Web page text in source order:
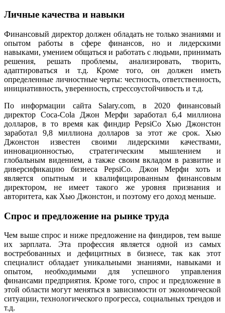
Личные качества и навыки
Финансовый директор должен обладать не только знаниями и
опытом работы в сфере финансов, но и лидерскими
навыками, умением общаться и работать с людьми, принимать
решения, решать проблемы, анализировать, творить,
адаптироваться и т.д. Кроме того, он должен иметь
определенные личностные черты: честность, ответственность,
инициативность, уверенность, стрессоустойчивость и т.д.
По информации сайта Salary.com, в 2020 финансовый
директор Coca-Cola Джон Мерфи заработал 6,4 миллиона
долларов, в то время как финдир PepsiCo Хью Джонстон
заработал 9,8 миллиона долларов за этот же срок. Хью
Джонстон известен своими лидерскими качествами,
инновационностью, стратегическим мышлением и
глобальным видением, а также своим вкладом в развитие и
диверсификацию бизнеса PepsiCo. Джон Мерфи хоть и
является опытным и квалифицированным финансовым
директором, не имеет такого же уровня признания и
авторитета, как Хью Джонстон, и поэтому его доход меньше.
Спрос и предложение на рынке труда
Чем выше спрос и ниже предложение на финдиров, тем выше
их зарплата. Эта профессия является одной из самых
востребованных и дефицитных в бизнесе, так как этот
специалист обладает уникальными знаниями, навыками и
опытом, необходимыми для успешного управления
финансами предприятия. Кроме того, спрос и предложение в
этой области могут меняться в зависимости от экономической
ситуации, технологического прогресса, социальных трендов и
т.д.